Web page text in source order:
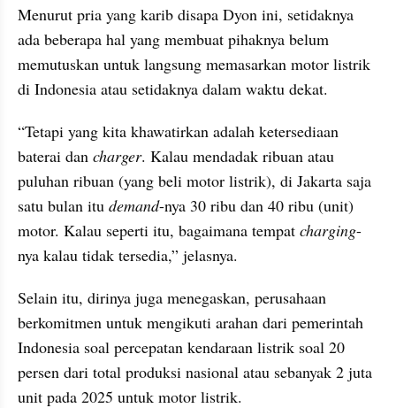
Menurut pria yang karib disapa Dyon ini, setidaknya
ada beberapa hal yang membuat pihaknya belum
memutuskan untuk langsung memasarkan motor listrik
di Indonesia atau setidaknya dalam waktu dekat.
“Tetapi yang kita khawatirkan adalah ketersediaan
baterai dan charger. Kalau mendadak ribuan atau
puluhan ribuan (yang beli motor listrik), di Jakarta saja
satu bulan itu demand-nya 30 ribu dan 40 ribu (unit)
motor. Kalau seperti itu, bagaimana tempat charging-
nya kalau tidak tersedia,” jelasnya.
Selain itu, dirinya juga menegaskan, perusahaan
berkomitmen untuk mengikuti arahan dari pemerintah
Indonesia soal percepatan kendaraan listrik soal 20
persen dari total produksi nasional atau sebanyak 2 juta
unit pada 2025 untuk motor listrik.